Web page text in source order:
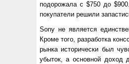
подорожала с $750 до
покупатели решили
Sony не является
Кроме того, разработка
рынка исторически был
убыток, а основной доход